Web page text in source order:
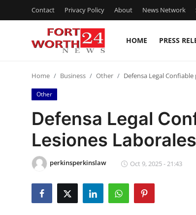
Contact Privacy Policy About News Network
HOME PRESS
Contact
Press Release
Privacy Policy
News Network
Home Business Other Defensa Legal Confiable
Other
Defensa Legal
Lesiones
perkinsperkinslaw Oct 9, 2025 - 21:43